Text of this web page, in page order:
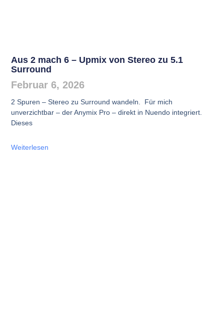
Aus 2 mach 6 – Upmix von Stereo zu 5.1
Surround
Februar 6, 2026
2 Spuren – Stereo zu Surround wandeln. Für mich
unverzichtbar – der Anymix Pro – direkt in Nuendo integriert.
Dieses
Weiterlesen